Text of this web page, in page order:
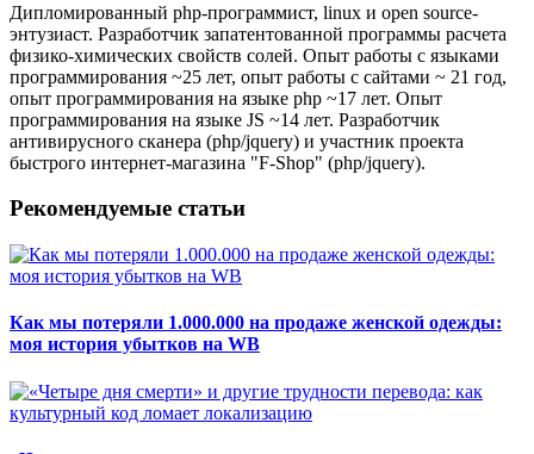
Дипломированный php-программист, linux и open source-
энтузиаст. Разработчик запатентованной программы расчета
физико-химических свойств солей. Опыт работы с языками
программирования ~25 лет, опыт работы с сайтами ~ 21 год,
опыт программирования на языке php ~17 лет. Опыт
программирования на языке JS ~14 лет. Разработчик
антивирусного сканера (php/jquery) и участник проекта
быстрого интернет-магазина "F-Shop" (php/jquery).
Рекомендуемые статьи
Как мы потеряли 1.000.000 на продаже женской одежды:
моя история убытков на WB